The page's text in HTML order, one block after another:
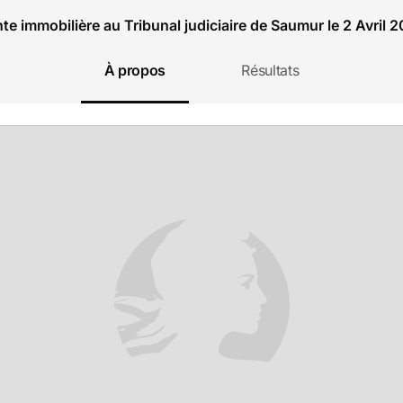
immobilière au Tribunal judiciaire de Saumur le 2 Avril
À propos Résultats